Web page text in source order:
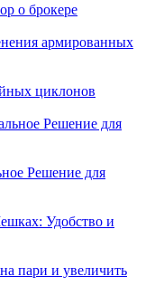
о брокере
армированных
циклонов
Решение для
Решение для
Удобство и
пари и увеличить